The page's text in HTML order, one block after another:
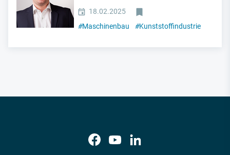
18.02.2025
#Maschinenbau #Kunststoffindustrie